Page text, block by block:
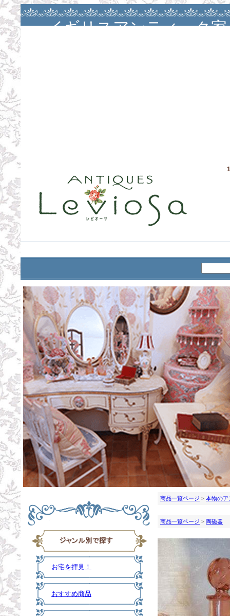
イギリスアンティーク
お宅を拝見！
おすすめ商品
商品一覧ページ > 本物のア
商品一覧ページ > 陶磁器